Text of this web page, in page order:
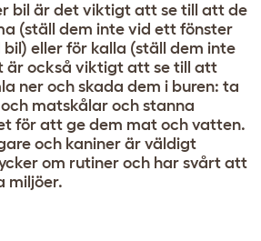
bil är det viktigt att se till att de
(ställ dem inte vid ett fönster
eller för kalla (ställ dem inte
är också viktigt att se till att
ner och skada dem i buren: ta
matskålar och stanna
för att ge dem mat och vatten.
och kaniner är väldigt
om rutiner och har svårt att
miljöer.